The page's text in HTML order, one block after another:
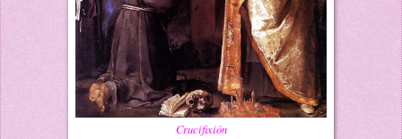
Crucifixión